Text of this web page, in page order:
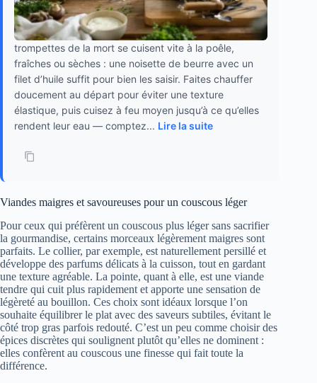
trompettes de la mort se cuisent vite à la poêle,
fraîches ou sèches : une noisette de beurre avec un
filet d’huile suffit pour bien les saisir. Faites chauffer
doucement au départ pour éviter une texture
élastique, puis cuisez à feu moyen jusqu’à ce qu’elles
rendent leur eau — comptez... Lire la suite
Viandes maigres et savoureuses pour un couscous léger
Pour ceux qui préfèrent un couscous plus léger sans sacrifier
la gourmandise, certains morceaux légèrement maigres sont
parfaits. Le collier, par exemple, est naturellement persillé et
développe des parfums délicats à la cuisson, tout en gardant
une texture agréable. La pointe, quant à elle, est une viande
tendre qui cuit plus rapidement et apporte une sensation de
légèreté au bouillon. Ces choix sont idéaux lorsque l’on
souhaite équilibrer le plat avec des saveurs subtiles, évitant le
côté trop gras parfois redouté. C’est un peu comme choisir des
épices discrètes qui soulignent plutôt qu’elles ne dominent :
elles confèrent au couscous une finesse qui fait toute la
différence.